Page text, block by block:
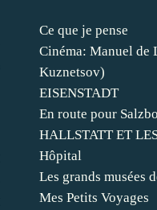
Ce que je pense
Cinéma: Manuel de
Kuznetsov)
EISENSTADT
En route pour
HALLSTATT ET
Hôpital
Les grands musées
Mes Petits Voyages